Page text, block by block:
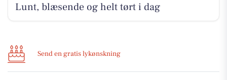
Lunt, blæsende og helt tørt i dag
Send en gratis lykønskning